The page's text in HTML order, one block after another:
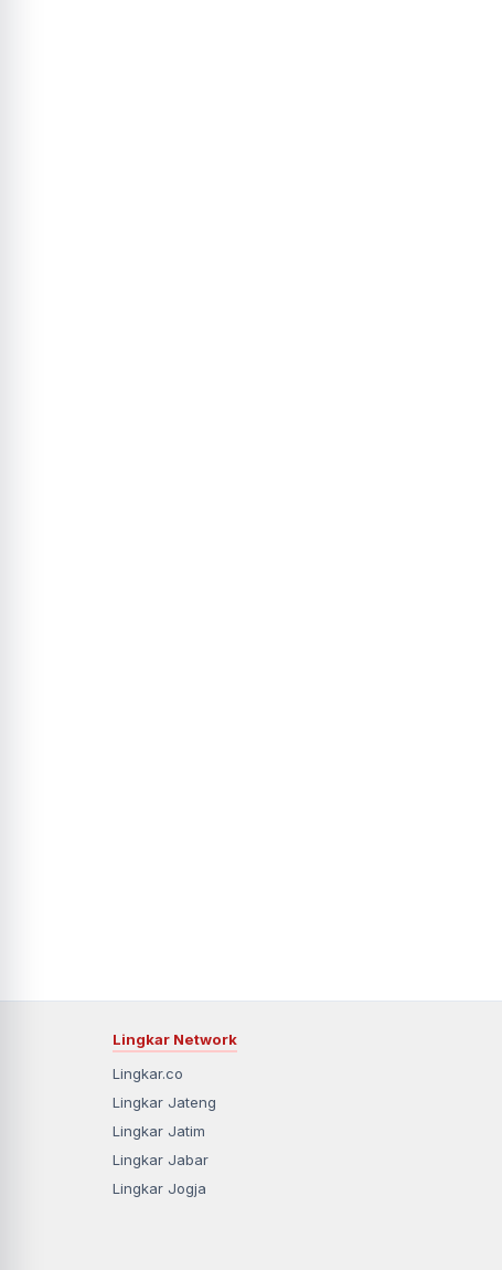
Lingkar Network
Lingkar.co
Lingkar Jateng
Lingkar Jatim
Lingkar Jabar
Lingkar Jogja